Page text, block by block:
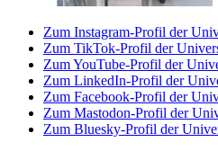
Zum Instagram-Profil der
Zum TikTok-Profil der
Zum YouTube-Profil der
Zum LinkedIn-Profil der
Zum Facebook-Profil der
Zum Mastodon-Profil der
Zum Bluesky-Profil der